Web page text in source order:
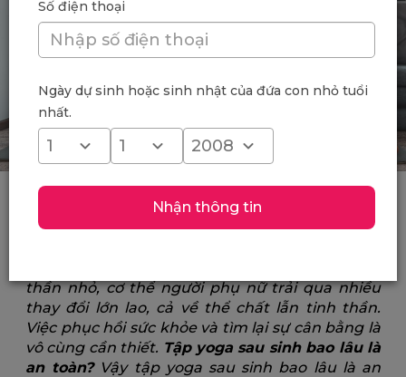
Số điện thoại
Ngày dự sinh hoặc sinh nhật của đứa con nhỏ tuổi
nhất.
Nhận thông tin
Tập yoga sau sinh bao lâu là an toàn?
thần nhỏ, cơ thể người phụ nữ trải qua nhiều
thay đổi lớn lao, cả về thể chất lẫn tinh thần.
Việc phục hồi sức khỏe và tìm lại sự cân bằng là
vô cùng cần thiết. Tập yoga sau sinh bao lâu là
an toàn?Vậy tập yoga sau sinh bao lâu là an